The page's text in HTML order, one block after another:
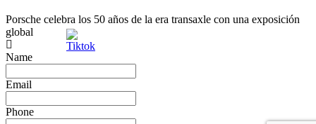
Porsche celebra los 50 años de la era transaxle con una exposición
global
Name
Email
Phone